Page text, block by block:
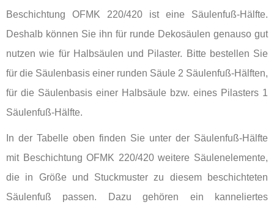
Beschichtung OFMK 220/420 ist eine Säulenfuß-Hälfte.
Deshalb können Sie ihn für runde Dekosäulen genauso gut
nutzen wie für Halbsäulen und Pilaster. Bitte bestellen Sie
für die Säulenbasis einer runden Säule 2 Säulenfuß-Hälften,
für die Säulenbasis einer Halbsäule bzw. eines Pilasters 1
Säulenfuß-Hälfte.
In der Tabelle oben finden Sie unter der Säulenfuß-Hälfte
mit Beschichtung OFMK 220/420 weitere Säulenelemente,
die in Größe und Stuckmuster zu diesem beschichteten
Säulenfuß passen. Dazu gehören ein kanneliertes